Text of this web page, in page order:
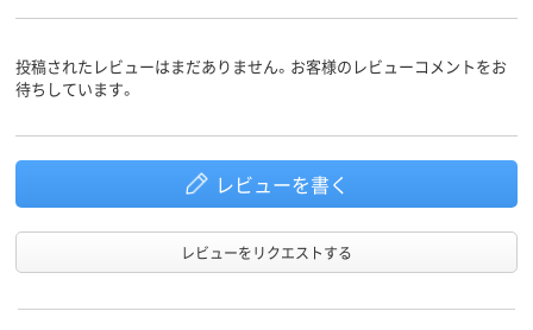
投稿されたレビューはまだありません。お客様のレビューコメントをお
待ちしています。
レビューを書く
レビューをリクエストする